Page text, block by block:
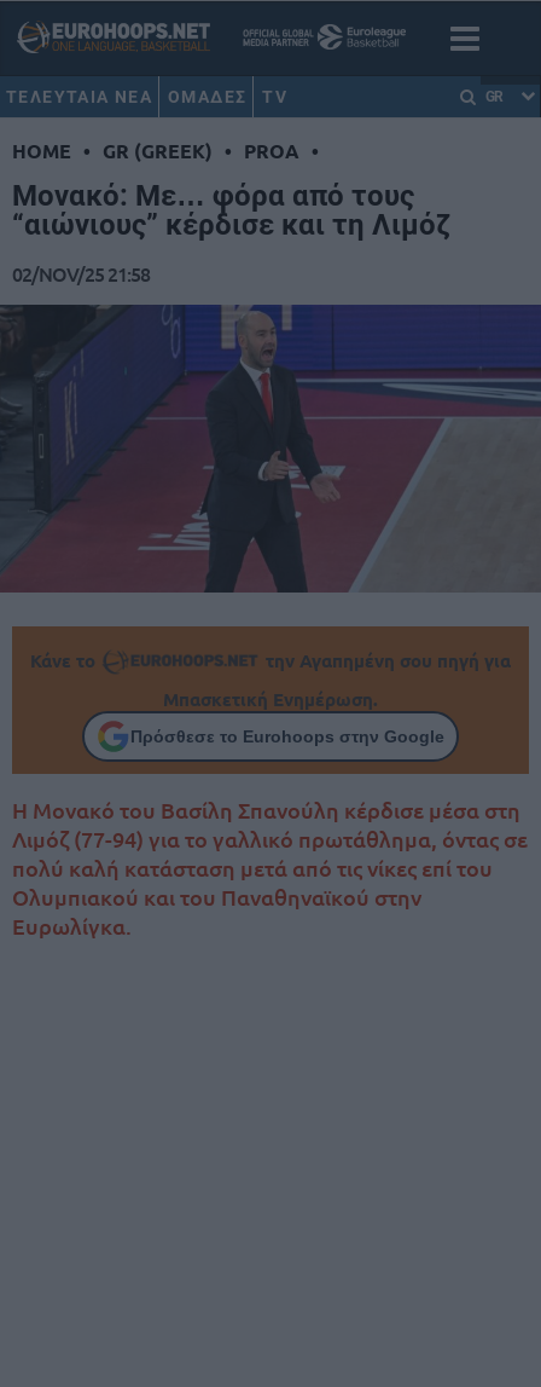
ΤΕΛΕΥΤΑΙΑ ΝΕΑ ΟΜΑΔΕΣ TV GR
HOME • GR (GREEK) • PROA •
Μονακό: Με… φόρα από τους
“αιώνιους” κέρδισε και τη Λιμόζ
02/NOV/25 21:58
Κάνε το
την Αγαπημένη σου πηγή για
Μπασκετική Ενημέρωση.
Πρόσθεσε το Eurohoops στην Google
Η Μονακό του Βασίλη Σπανούλη κέρδισε μέσα στη
Λιμόζ (77-94) για το γαλλικό πρωτάθλημα, όντας σε
πολύ καλή κατάσταση μετά από τις νίκες επί του
Ολυμπιακού και του Παναθηναϊκού στην
Ευρωλίγκα.